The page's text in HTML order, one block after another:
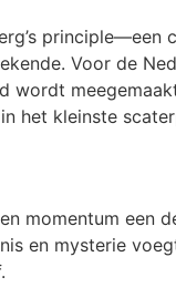
principle—een
Voor de
wordt
het kleinste
momentum een
en mysterie